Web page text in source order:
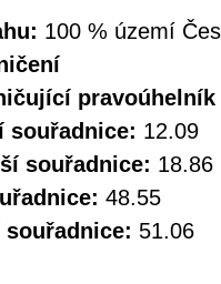
100 % území
pravoúhelník
souřadnice: 12.09
souřadnice: 18.86
48.55
souřadnice: 51.06